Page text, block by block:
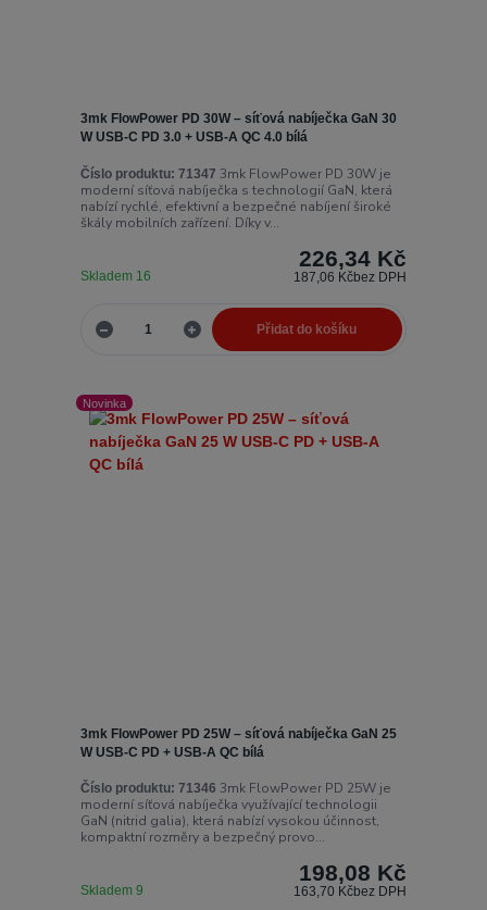
3mk FlowPower PD 30W – síťová nabíječka GaN 30
W USB-C PD 3.0 + USB-A QC 4.0 bílá
Číslo produktu: 71347 3mk FlowPower PD 30W je
moderní síťová nabíječka s technologií GaN, která
nabízí rychlé, efektivní a bezpečné nabíjení široké
škály mobilních zařízení. Díky v...
226,34 Kč
187,06 Kčbez DPH
Skladem 16
Přidat do košíku
Novinka
3mk FlowPower PD 25W – síťová nabíječka GaN 25
W USB-C PD + USB-A QC bílá
Číslo produktu: 71346 3mk FlowPower PD 25W je
moderní síťová nabíječka využívající technologii
GaN (nitrid galia), která nabízí vysokou účinnost,
kompaktní rozměry a bezpečný provo...
198,08 Kč
163,70 Kčbez DPH
Skladem 9